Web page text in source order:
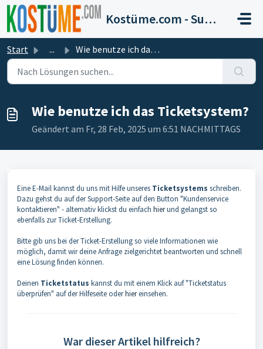
Zum hauptsächlichen Inhalt gehen
Kostüme.com - Support
Start ... Wie benutze ich das Ticketsystem?
Wie benutze ich das Ticketsystem?
Geändert am Fr, 28 Feb, 2025 um 6:51 NACHMITTAGS
Eine E-Mail kannst du uns mit Hilfe unseres Ticketsystems schreiben.
Dazu gehst du auf der Support-Seite auf den Button "Kundenservice
kontaktieren" - alternativ klickst du einfach hierund gelangst so
ebenfalls zur Ticket-Erstellung.
Bitte gib uns bei der Ticket-Erstellung so viele Informationen wie
möglich, damit wir deine Anfrage zielgerichtet beantworten und schnell
eine Lösung finden können.
Deinen Ticketstatus kannst du mit einem Klick auf "Ticketstatus
überprüfen" auf der Hilfeseite oderhiereinsehen.
War dieser Artikel hilfreich?